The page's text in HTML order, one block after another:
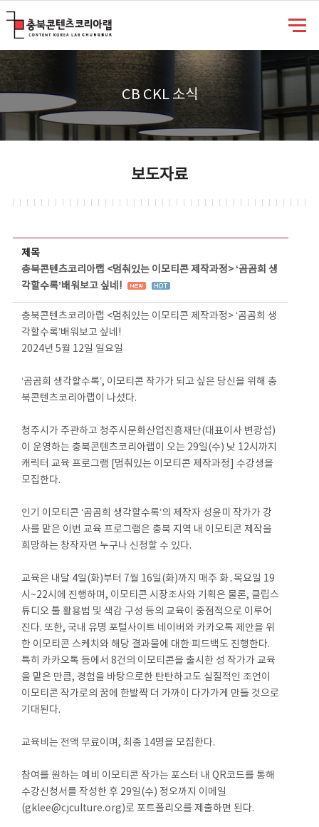
CB CKL 소식
보도자료
제목
충북콘텐츠코리아랩 <멈춰있는 이모티콘 제작과정> ‘곰곰희 생
각할수록’배워보고 싶네!
충북콘텐츠코리아랩 <멈춰있는 이모티콘 제작과정> ‘곰곰희 생
각할수록’배워보고 싶네!
2024년 5월 12일 일요일
‘곰곰희 생각할수록’, 이모티콘 작가가 되고 싶은 당신을 위해 충
북콘텐츠코리아랩이 나섰다.
청주시가 주관하고 청주시문화산업진흥재단(대표이사 변광섭)
이 운영하는 충북콘텐츠코리아랩이 오는 29일(수) 낮 12시까지
캐릭터 교육 프로그램 [멈춰있는 이모티콘 제작과정] 수강생을
모집한다.
인기 이모티콘 ‘곰곰희 생각할수록’의 제작자 성윤미 작가가 강
사를 맡은 이번 교육 프로그램은 충북 지역 내 이모티콘 제작을
희망하는 창작자면 누구나 신청할 수 있다.
교육은 내달 4일(화)부터 7월 16일(화)까지 매주 화․목요일 19
시~22시에 진행하며, 이모티콘 시장조사와 기획은 물론, 클립스
튜디오 툴 활용법 및 색감 구성 등의 교육이 중점적으로 이루어
진다. 또한, 국내 유명 포털사이트 네이버와 카카오톡 제안을 위
한 이모티콘 스케치와 해당 결과물에 대한 피드백도 진행한다.
특히 카카오톡 등에서 8건의 이모티콘을 출시한 성 작가가 교육
을 맡은 만큼, 경험을 바탕으로한 탄탄하고도 실질적인 조언이
이모티콘 작가로의 꿈에 한발짝 더 가까이 다가가게 만들 것으로
기대된다.
교육비는 전액 무료이며, 최종 14명을 모집한다.
참여를 원하는 예비 이모티콘 작가는 포스터 내 QR코드를 통해
수강신청서를 작성한 후 29일(수) 정오까지 이메일
(gklee@cjculture.org)로 포트폴리오를 제출하면 된다.